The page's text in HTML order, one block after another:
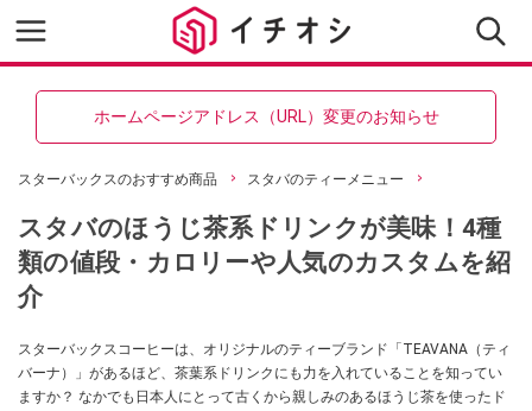
ホームページアドレス（URL）変更のお知らせ
スターバックスのおすすめ商品 スタバのティーメニュー
スタバのほうじ茶系ドリンクが美味！4種
類の値段・カロリーや人気のカスタムを紹
介
スターバックスコーヒーは、オリジナルのティーブランド「TEAVANA（ティ
バーナ）」があるほど、茶葉系ドリンクにも力を入れていることを知ってい
ますか？ なかでも日本人にとって古くから親しみのあるほうじ茶を使ったド